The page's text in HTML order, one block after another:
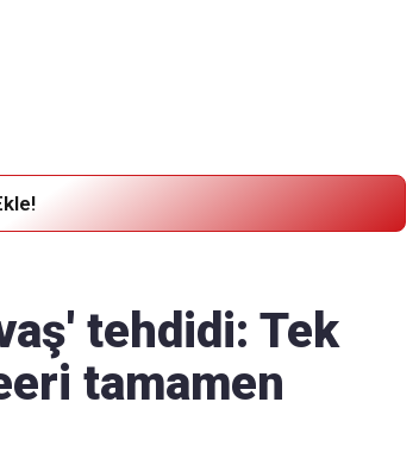
tehdidi: Tek
tamamen